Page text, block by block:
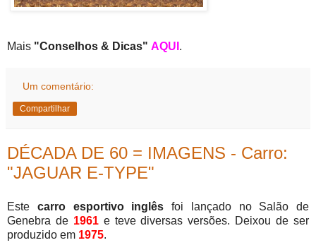
Mais "Conselhos & Dicas" AQUI .
Um comentário:
Compartilhar
DÉCADA DE 60 = IMAGENS - Carro:
"JAGUAR E-TYPE"
Este carro esportivo inglês foi lançado no Salão de
Genebra de 1961e teve diversas versões. Deixou de ser
produzido em 1975.